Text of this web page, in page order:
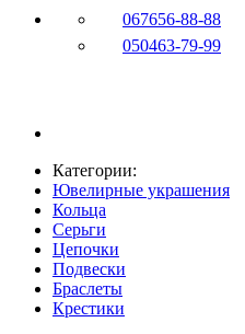
067656-88-88
050463-79-99
Категории:
Ювелирные украшения
Кольца
Серьги
Цепочки
Подвески
Браслеты
Крестики